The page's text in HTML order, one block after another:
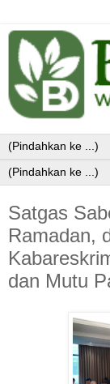
Satgas
Ramadan,
dan Mutu